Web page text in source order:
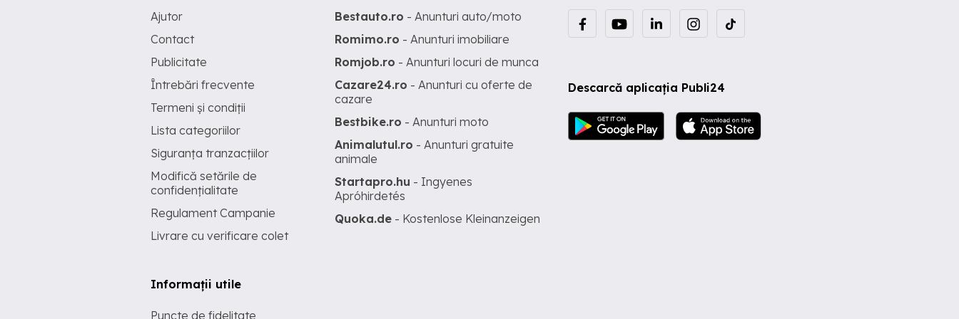
Descarcă aplicația Publi24
Ajutor
Contact
Publicitate
Întrebări frecvente
Termeni și condiții
Lista categoriilor
Siguranța tranzacțiilor
Modifică setările de
confidențialitate
Regulament Campanie
Livrare cu verificare colet
Informații utile
Puncte de fidelitate
Bestauto.ro - Anunturi auto/moto
Romimo.ro - Anunturi imobiliare
Romjob.ro - Anunturi locuri de munca
Cazare24.ro - Anunturi cu oferte de
cazare
Bestbike.ro - Anunturi moto
Animalutul.ro - Anunturi gratuite
animale
Startapro.hu - Ingyenes
Apróhirdetés
Quoka.de - Kostenlose Kleinanzeigen